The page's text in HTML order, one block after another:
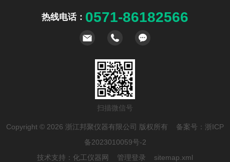
热线电话： 0571-86182566
扫描微信号
Copyright © 2026 浙江邦聚仪器有限公司 版权所有 备案号： 浙ICP
备2023010059号-2
技术支持： 化工仪器网 管理登录 sitemap.xml